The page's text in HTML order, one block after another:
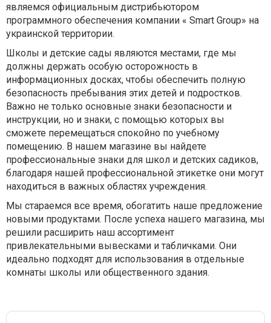
являемся официальным дистрибьютором
программного обеспечения компании « Smart Group» на
украинской территории.
Школы и детские сады являются местами, где мы
должны держать особую осторожность в
информационных досках, чтобы обеспечить полную
безопасность пребывания этих детей и подростков.
Важно не только основные знаки безопасности и
инструкции, но и знаки, с помощью которых вы
сможете перемещаться спокойно по учебному
помещению. В нашем магазине вы найдете
профессиональные знаки для школ и детских садиков,
благодаря нашей профессиональной этикетке они могут
находиться в важных областях учреждения.
Мы стараемся все время, обогатить наше предложение
новыми продуктами. После успеха нашего магазина, мы
решили расширить наш ассортимент
привлекательными вывесками и табличками. Они
идеально подходят для использования в отдельные
комнаты школы или общественного здания.